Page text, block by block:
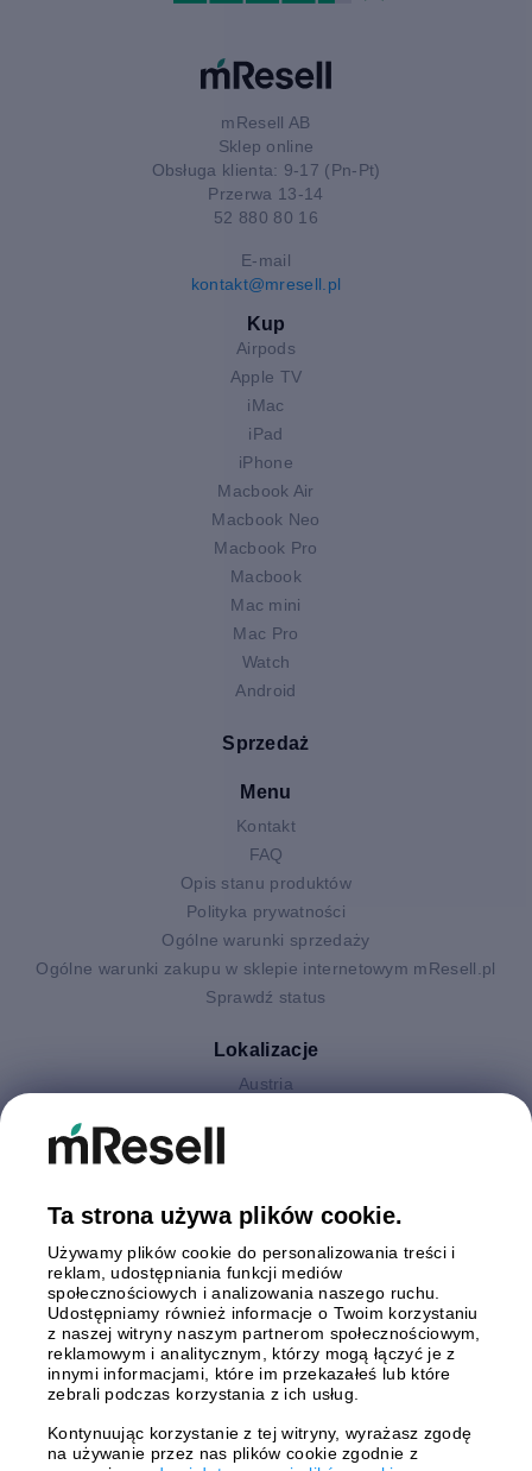
mResell AB
Sklep online
Obsługa klienta: 9-17 (Pn-Pt)
Przerwa 13-14
52 880 80 16
E-mail
kontakt@mresell.pl
Kup
Airpods
Apple TV
iMac
iPad
iPhone
Macbook Air
Macbook Neo
Macbook Pro
Macbook
Mac mini
Mac Pro
Watch
Android
Sprzedaż
Menu
Kontakt
FAQ
Opis stanu produktów
Polityka prywatności
Ogólne warunki sprzedaży
Ogólne warunki zakupu w sklepie internetowym mResell.pl
Sprawdź status
Lokalizacje
Austria
Polska
Szwecja
Wielka Brytania
Włochy
Płatności
Ta strona używa plików cookie.
Używamy plików cookie do personalizowania treści i
reklam, udostępniania funkcji mediów
społecznościowych i analizowania naszego ruchu.
Udostępniamy również informacje o Twoim korzystaniu
z naszej witryny naszym partnerom społecznościowym,
reklamowym i analitycznym, którzy mogą łączyć je z
innymi informacjami, które im przekazałeś lub które
zebrali podczas korzystania z ich usług.
Kontynuując korzystanie z tej witryny, wyrażasz zgodę
na używanie przez nas plików cookie zgodnie z